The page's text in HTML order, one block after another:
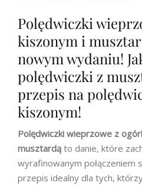
Polędwiczki
kiszonym i
nowym wydaniu!
polędwiczki z
przepis na
kiszonym!
Polędwiczki wieprzowe z
musztardą to danie, które
wyrafinowanym połączeniem
przepis idealny dla tych,